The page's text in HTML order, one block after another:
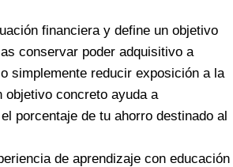
financiera y define un objetivo
conservar poder adquisitivo a
simplemente reducir exposición a la
objetivo concreto ayuda a
porcentaje de tu ahorro destinado al
de aprendizaje con educación